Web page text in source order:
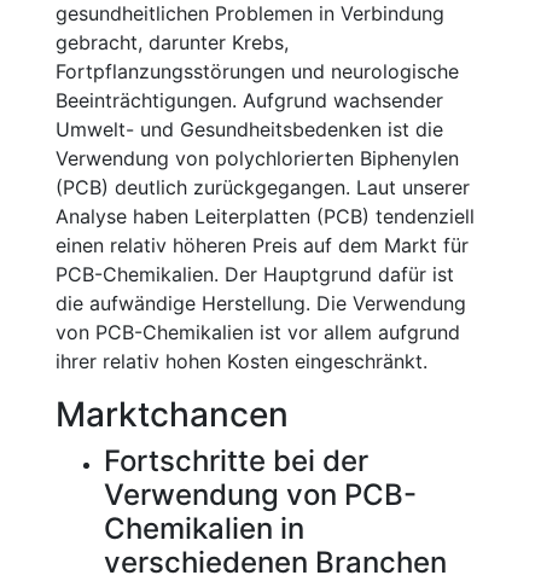
gesundheitlichen Problemen in Verbindung
gebracht, darunter Krebs,
Fortpflanzungsstörungen und neurologische
Beeinträchtigungen. Aufgrund wachsender
Umwelt- und Gesundheitsbedenken ist die
Verwendung von polychlorierten Biphenylen
(PCB) deutlich zurückgegangen. Laut unserer
Analyse haben Leiterplatten (PCB) tendenziell
einen relativ höheren Preis auf dem Markt für
PCB-Chemikalien. Der Hauptgrund dafür ist
die aufwändige Herstellung. Die Verwendung
von PCB-Chemikalien ist vor allem aufgrund
ihrer relativ hohen Kosten eingeschränkt.
Marktchancen
Fortschritte bei der
Verwendung von PCB-
Chemikalien in
verschiedenen Branchen